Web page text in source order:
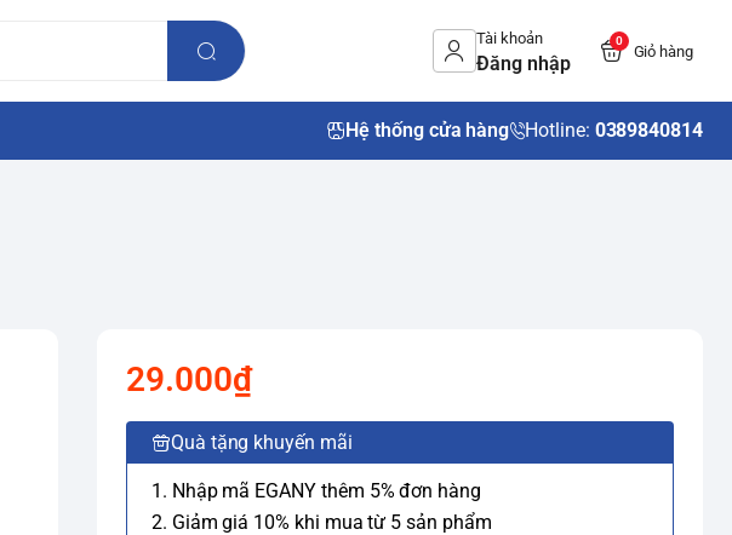
Tài khoản
Đăng nhập
0
Giỏ hàng
Hệ thống cửa hàng Hotline: 0389840814
29.000₫
Quà tặng khuyến mãi
1. Nhập mã EGANY thêm 5% đơn hàng
2. Giảm giá 10% khi mua từ 5 sản phẩm